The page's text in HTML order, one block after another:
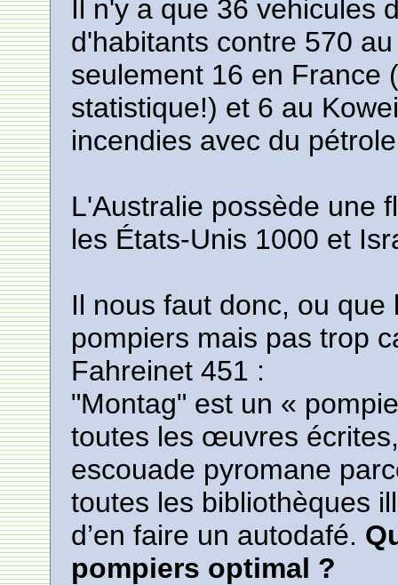
Il n'y a que 36 vehicules
d'habitants contre 570
seulement 16 en France
statistique!) et 6 au
incendies avec du
L'Australie possède une
les États-Unis 1000 et
Il nous faut donc, ou
pompiers mais pas trop
Fahreinet 451 :
"Montag" est un «
toutes les œuvres
escouade pyromane
toutes les bibliothèques
d’en faire un autodafé.
pompiers optimal ?